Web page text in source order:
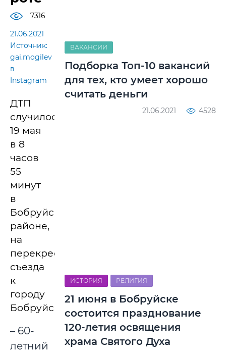
7316
21.06.2021
Источник:
gai.mogilev
в
Instagram
ДТП
случилось
19 мая
в 8
часов
55
минут
в
Бобруйском
районе,
на
перекрестке
съезда
к
городу
Бобруйску.
– 60-
летний
ВАКАНСИИ
Подборка Топ-10 вакансий
для тех, кто умеет хорошо
считать деньги
21.06.2021 4528
ИСТОРИЯ РЕЛИГИЯ
21 июня в Бобруйске
состоится празднование
120-летия освящения
храма Святого Духа